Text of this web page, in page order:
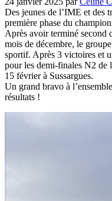
Des jeunes de l’IME et des
première phase du
Après avoir terminé second
mois de décembre, le
sportif. Après 3 victoires et
pour les demi-finales N2 de
15 février à Sussargues.
Un grand bravo à
résultats !